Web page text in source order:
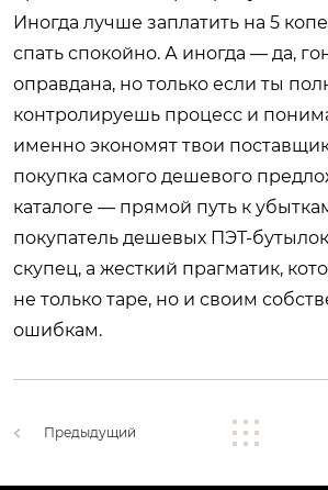
Иногда лучше заплатить на 5
спать спокойно. А иногда — да,
оправдана, но только если ты
контролируешь процесс и
именно экономят твои
покупка самого дешевого
каталоге — прямой путь к
покупатель дешевых ПЭТ-
скупец, а жесткий прагматик,
не только таре, но и своим
ошибкам.
Предыдущий